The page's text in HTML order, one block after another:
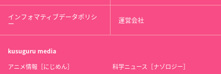
インフォマティブデータポリシ
ー 運営会社
kusuguru media
アニメ情報［にじめん］ 科学ニュース［ナゾロジー］